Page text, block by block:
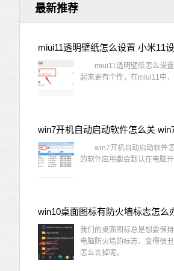
最新推荐
miui11透明壁纸怎么设置 小米11
miui11透明壁纸怎么设置
起来更有个性，在miui11中
win7开机自动启动软件怎么关
win7开机自动启动软件怎
的软件应用都会默认在电脑
我们的桌面图标总是想要保
电脑防火墙的标志，变得很
怎么去掉呢。